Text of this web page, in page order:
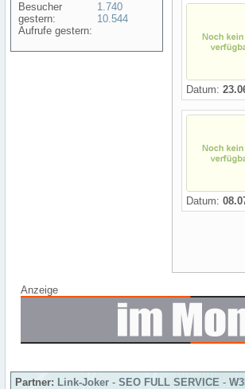
Besucher
gestern:
Aufrufe gestern:
1.740
10.544
Datum:
Datum:
Anzeige
Partner: Link-Joker - SEO FULL SERVICE -